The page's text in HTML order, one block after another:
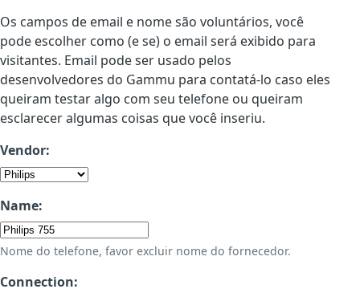
Os campos de email e nome são voluntários, você
pode escolher como (e se) o email será exibido para
visitantes. Email pode ser usado pelos
desenvolvedores do Gammu para contatá-lo caso eles
queiram testar algo com seu telefone ou queiram
esclarecer algumas coisas que você inseriu.
Vendor:
Name:
Nome do telefone, favor excluir nome do fornecedor.
Connection: